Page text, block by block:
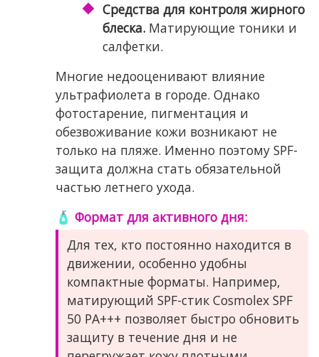
Средства для контроля жирного
блеска.Матирующие тоники и
салфетки.
Многие недооценивают влияние
ультрафиолета в городе. Однако
фотостарение, пигментация и
обезвоживание кожи возникают не
только на пляже. Именно поэтому SPF-
защита должна стать обязательной
частью летнего ухода.
🧴 Формат для активного дня:
Для тех, кто постоянно находится в
движении, особенно удобны
компактные форматы. Например,
матирующий SPF-стик Cosmolex SPF
50 PA+++ позволяет быстро обновить
защиту в течение дня и не